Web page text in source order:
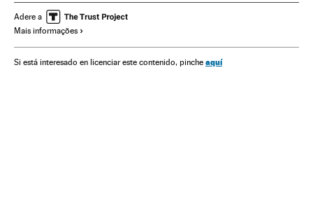
Acontecimentos América Latina
História contemporânea
Adere a
Mais informações
Si está interesado en licenciar este contenido, pinche aquí